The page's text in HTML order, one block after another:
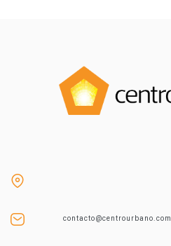
contacto@centrourbano.com